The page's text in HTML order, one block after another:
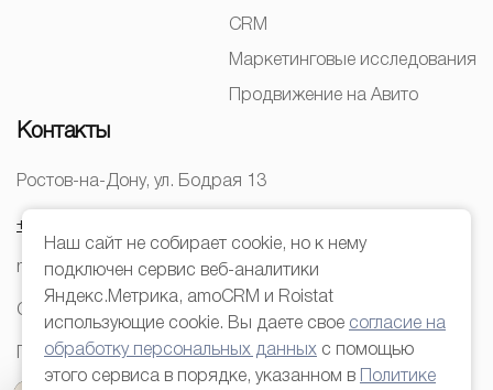
Наш сайт не собирает cookie, но к нему
подключен сервис веб-аналитики
Яндекс.Метрика, amoCRM и Roistat
использующие cookie. Вы даете свое согласие на
обработку персональных данных с помощью
этого сервиса в порядке, указанном в
Политике
CRM
Маркетинговые исследования
Продвижение на Авито
Контакты
Ростов-на-Дону, ул. Бодрая 13
+7 (928) 22-666-44
mail@kleverlab.ru
Согласие на обработку персональных данных
Политика конфиденциальности